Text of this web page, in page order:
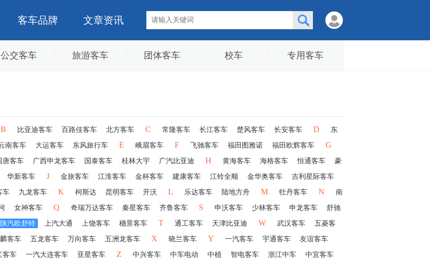
客车品牌 文章资讯
公交客车 旅游客车 团体客车 校车 专用客车
B 比亚迪客车 百路佳客车 北方客车 C 常隆客车 长江客车 楚风客车 长安客车 D 东
南客车 大运客车 东风旅行车 E 峨眉客车 F 飞驰客车 福田图雅诺 福田欧辉客车 G
唐客车 广西申龙客车 国泰客车 桂林大宇 广汽比亚迪 H 黄海客车 海格客车 恒通客车 豪
华新客车 J 金旅客车 江淮客车 金杯客车 建康客车 江铃全顺 金华奥客车 吉利星际客车
车 九龙客车 K 柯斯达 昆明客车 开沃 L 乐达客车 陆地方舟 M 牡丹客车 N 南
女神客车 Q 奇瑞万达客车 秦星客车 齐鲁客车 S 申沃客车 少林客车 申龙客车 舒驰
陕汽欧舒特 上汽大通 上饶客车 穗景客车 T 通工客车 天津比亚迪 W 武汉客车 五菱客
客车 五龙客车 万向客车 五洲龙客车 X 晓兰客车 Y 一汽客车 宇通客车 友谊客车
客车 一汽大连客车 亚星客车 Z 中兴客车 中车电动 中植 智电客车 浙江中车
中宜客车